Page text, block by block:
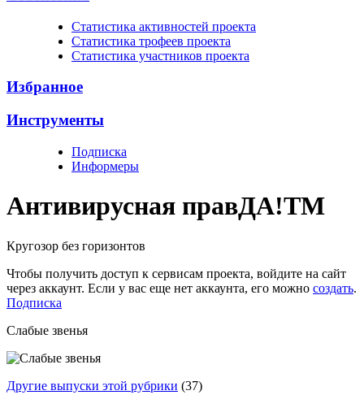
Cтатистика активностей проекта
Cтатистика трофеев проекта
Cтатистика участников проекта
Избранное
Инструменты
Подписка
Информеры
Антивирусная правДА!TM
Кругозор без горизонтов
Чтобы получить доступ к сервисам проекта, войдите на сайт
через аккаунт. Если у вас еще нет аккаунта, его можно создать.
Подписка
Слабые звенья
Другие выпуски этой рубрики (37)